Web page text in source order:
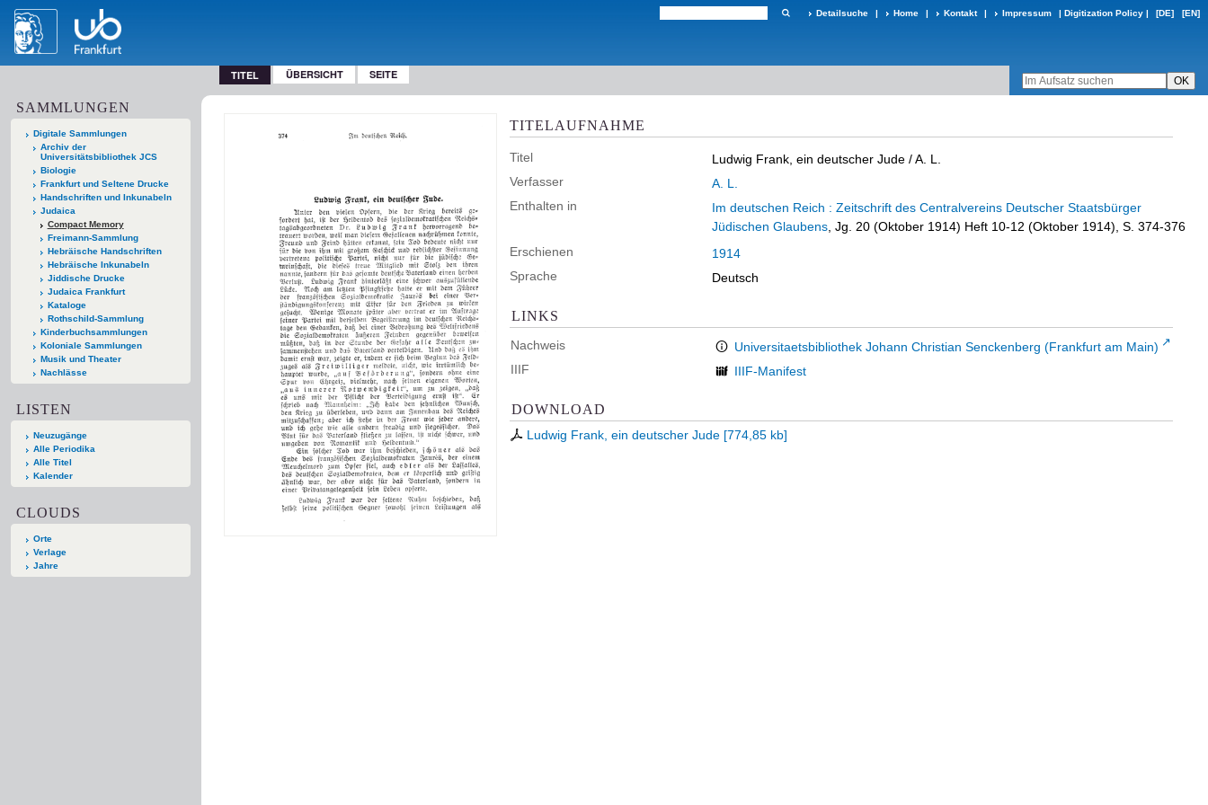
Detailsuche | Home | Kontakt | Impressum | Digitization Policy | [DE] [EN]
TITEL ÜBERSICHT SEITE
SAMMLUNGEN
Digitale Sammlungen
Archiv der
Universitätsbibliothek JCS
Biologie
Frankfurt und Seltene Drucke
Handschriften und Inkunabeln
Judaica
Compact Memory
Freimann-Sammlung
Hebräische Handschriften
Hebräische Inkunabeln
Jiddische Drucke
Judaica Frankfurt
Kataloge
Rothschild-Sammlung
Kinderbuchsammlungen
Koloniale Sammlungen
Musik und Theater
Nachlässe
LISTEN
Neuzugänge
Alle Periodika
Alle Titel
Kalender
CLOUDS
Orte
Verlage
Jahre
TITELAUFNAHME
Titel Ludwig Frank, ein deutscher Jude / A. L.
Verfasser
A. L.
Enthalten in
Im deutschen Reich : Zeitschrift des Centralvereins Deutscher Staatsbürger
Jüdischen Glaubens , Jg. 20 (Oktober 1914) Heft 10-12 (Oktober 1914), S. 374-376
Erschienen
1914
Sprache
Deutsch
LINKS
Nachweis
Universitaetsbibliothek Johann Christian Senckenberg (Frankfurt am Main)
IIIF
IIIF-Manifest
DOWNLOAD
Ludwig Frank, ein deutscher Jude [774,85 kb]